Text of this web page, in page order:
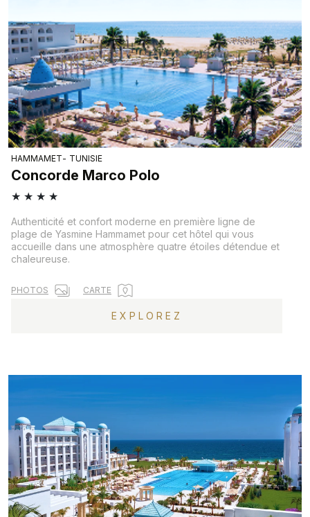
HAMMAMET TUNISIE
Concorde Marco Polo
★ ★ ★ ★
Authenticité et confort moderne en première ligne de
plage de Yasmine Hammamet pour cet hôtel qui vous
accueille dans une atmosphère quatre étoiles détendue et
chaleureuse.
PHOTOS CARTE
EXPLOREZ